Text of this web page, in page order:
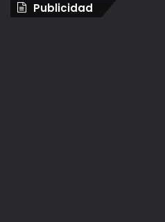
Publicidad